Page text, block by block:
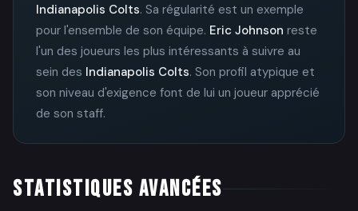
Indianapolis Colts. Sa régularité est un exemple
pour l'ensemble de son équipe. Eric Johnson reste
l'un des joueurs les plus intéressants à suivre au
sein des Indianapolis Colts. Son profil atypique et
son niveau d'exigence font de lui un joueur apprécié
de son staff.
STATISTIQUES AVANCÉES